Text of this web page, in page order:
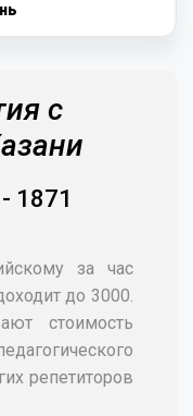
с
1871
за час
до 3000.
стоимость
репетиторов